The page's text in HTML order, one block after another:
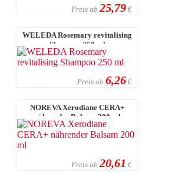
Preis ab 25,79 €
WELEDA Rosemary revitalising
Shampoo 250 ml
Preis ab 6,26 €
NOREVA Xerodiane CERA+
nährender Balsam 200 ml
Preis ab 20,61 €